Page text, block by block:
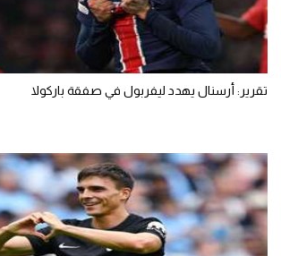
تقرير: أرسنال يهدد ليفربول في صفقة باركولا